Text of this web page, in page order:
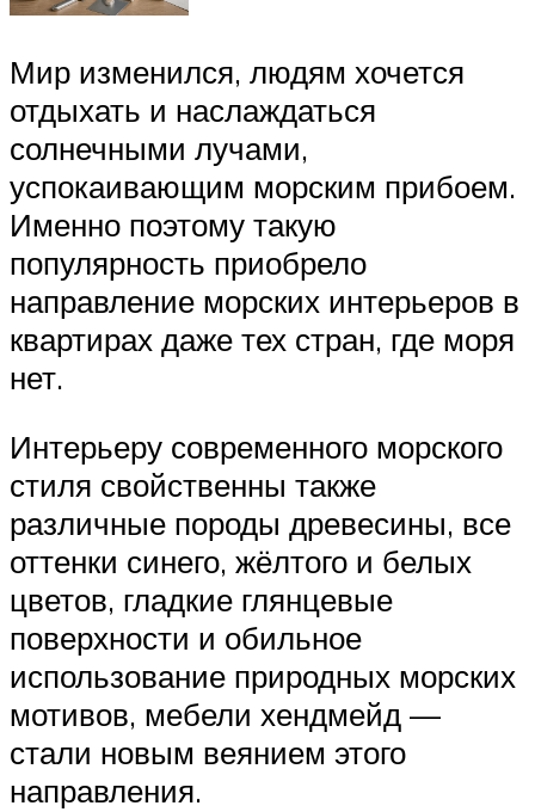
Мир изменился, людям хочется
отдыхать и наслаждаться
солнечными лучами,
успокаивающим морским прибоем.
Именно поэтому такую
популярность приобрело
направление морских интерьеров в
квартирах даже тех стран, где моря
нет.
Интерьеру современного морского
стиля свойственны также
различные породы древесины, все
оттенки синего, жёлтого и белых
цветов, гладкие глянцевые
поверхности и обильное
использование природных морских
мотивов, мебели хендмейд —
стали новым веянием этого
направления.